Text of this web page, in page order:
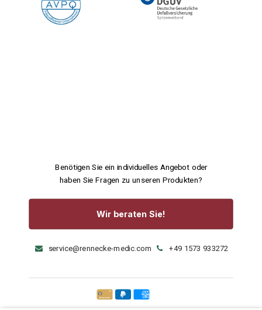
Benötigen Sie ein individuelles Angebot oder
haben Sie Fragen zu unseren Produkten?
Wir beraten Sie!
service@rennecke-medic.com +49 1573 933272